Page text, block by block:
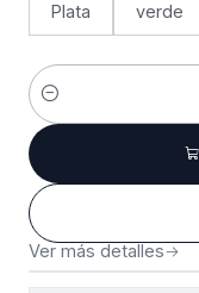
Plata verde
Cantidad
Ver más detalles